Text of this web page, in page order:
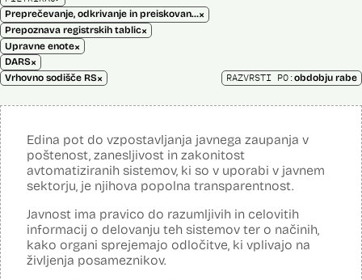
Preprečevanje, odkrivanje in preiskovanje kaznivih dejanj×
Prepoznava registrskih tablic×
Upravne enote×
DARS×
Vrhovno sodišče RS× RAZVRSTI PO:obdobju rabe
Edina pot do vzpostavljanja javnega zaupanja v
poštenost, zanesljivost in zakonitost
avtomatiziranih sistemov, ki so v uporabi v javnem
sektorju, je njihova popolna transparentnost.
Javnost ima pravico do razumljivih in celovitih
informacij o delovanju teh sistemov ter o načinih,
kako organi sprejemajo odločitve, ki vplivajo na
življenja posameznikov.